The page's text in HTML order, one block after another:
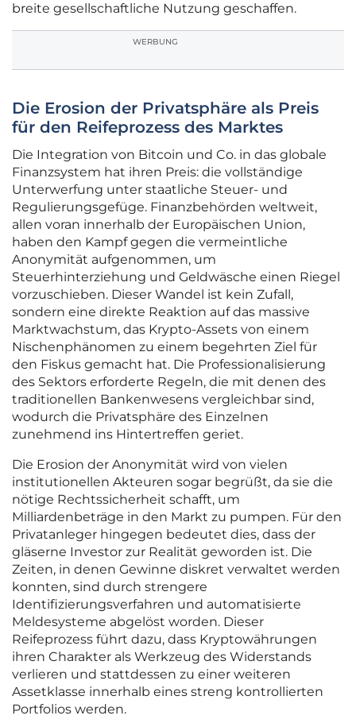
breite gesellschaftliche Nutzung geschaffen.
WERBUNG
Die Erosion der Privatsphäre als Preis
für den Reifeprozess des Marktes
Die Integration von Bitcoin und Co. in das globale
Finanzsystem hat ihren Preis: die vollständige
Unterwerfung unter staatliche Steuer- und
Regulierungsgefüge. Finanzbehörden weltweit,
allen voran innerhalb der Europäischen Union,
haben den Kampf gegen die vermeintliche
Anonymität aufgenommen, um
Steuerhinterziehung und Geldwäsche einen Riegel
vorzuschieben. Dieser Wandel ist kein Zufall,
sondern eine direkte Reaktion auf das massive
Marktwachstum, das Krypto-Assets von einem
Nischenphänomen zu einem begehrten Ziel für
den Fiskus gemacht hat. Die Professionalisierung
des Sektors erforderte Regeln, die mit denen des
traditionellen Bankenwesens vergleichbar sind,
wodurch die Privatsphäre des Einzelnen
zunehmend ins Hintertreffen geriet.
Die Erosion der Anonymität wird von vielen
institutionellen Akteuren sogar begrüßt, da sie die
nötige Rechtssicherheit schafft, um
Milliardenbeträge in den Markt zu pumpen. Für den
Privatanleger hingegen bedeutet dies, dass der
gläserne Investor zur Realität geworden ist. Die
Zeiten, in denen Gewinne diskret verwaltet werden
konnten, sind durch strengere
Identifizierungsverfahren und automatisierte
Meldesysteme abgelöst worden. Dieser
Reifeprozess führt dazu, dass Kryptowährungen
ihren Charakter als Werkzeug des Widerstands
verlieren und stattdessen zu einer weiteren
Assetklasse innerhalb eines streng kontrollierten
Portfolios werden.